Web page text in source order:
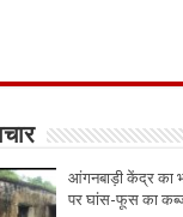
आंगनबाड़ी केंद्र का
पर घांस-फूस का